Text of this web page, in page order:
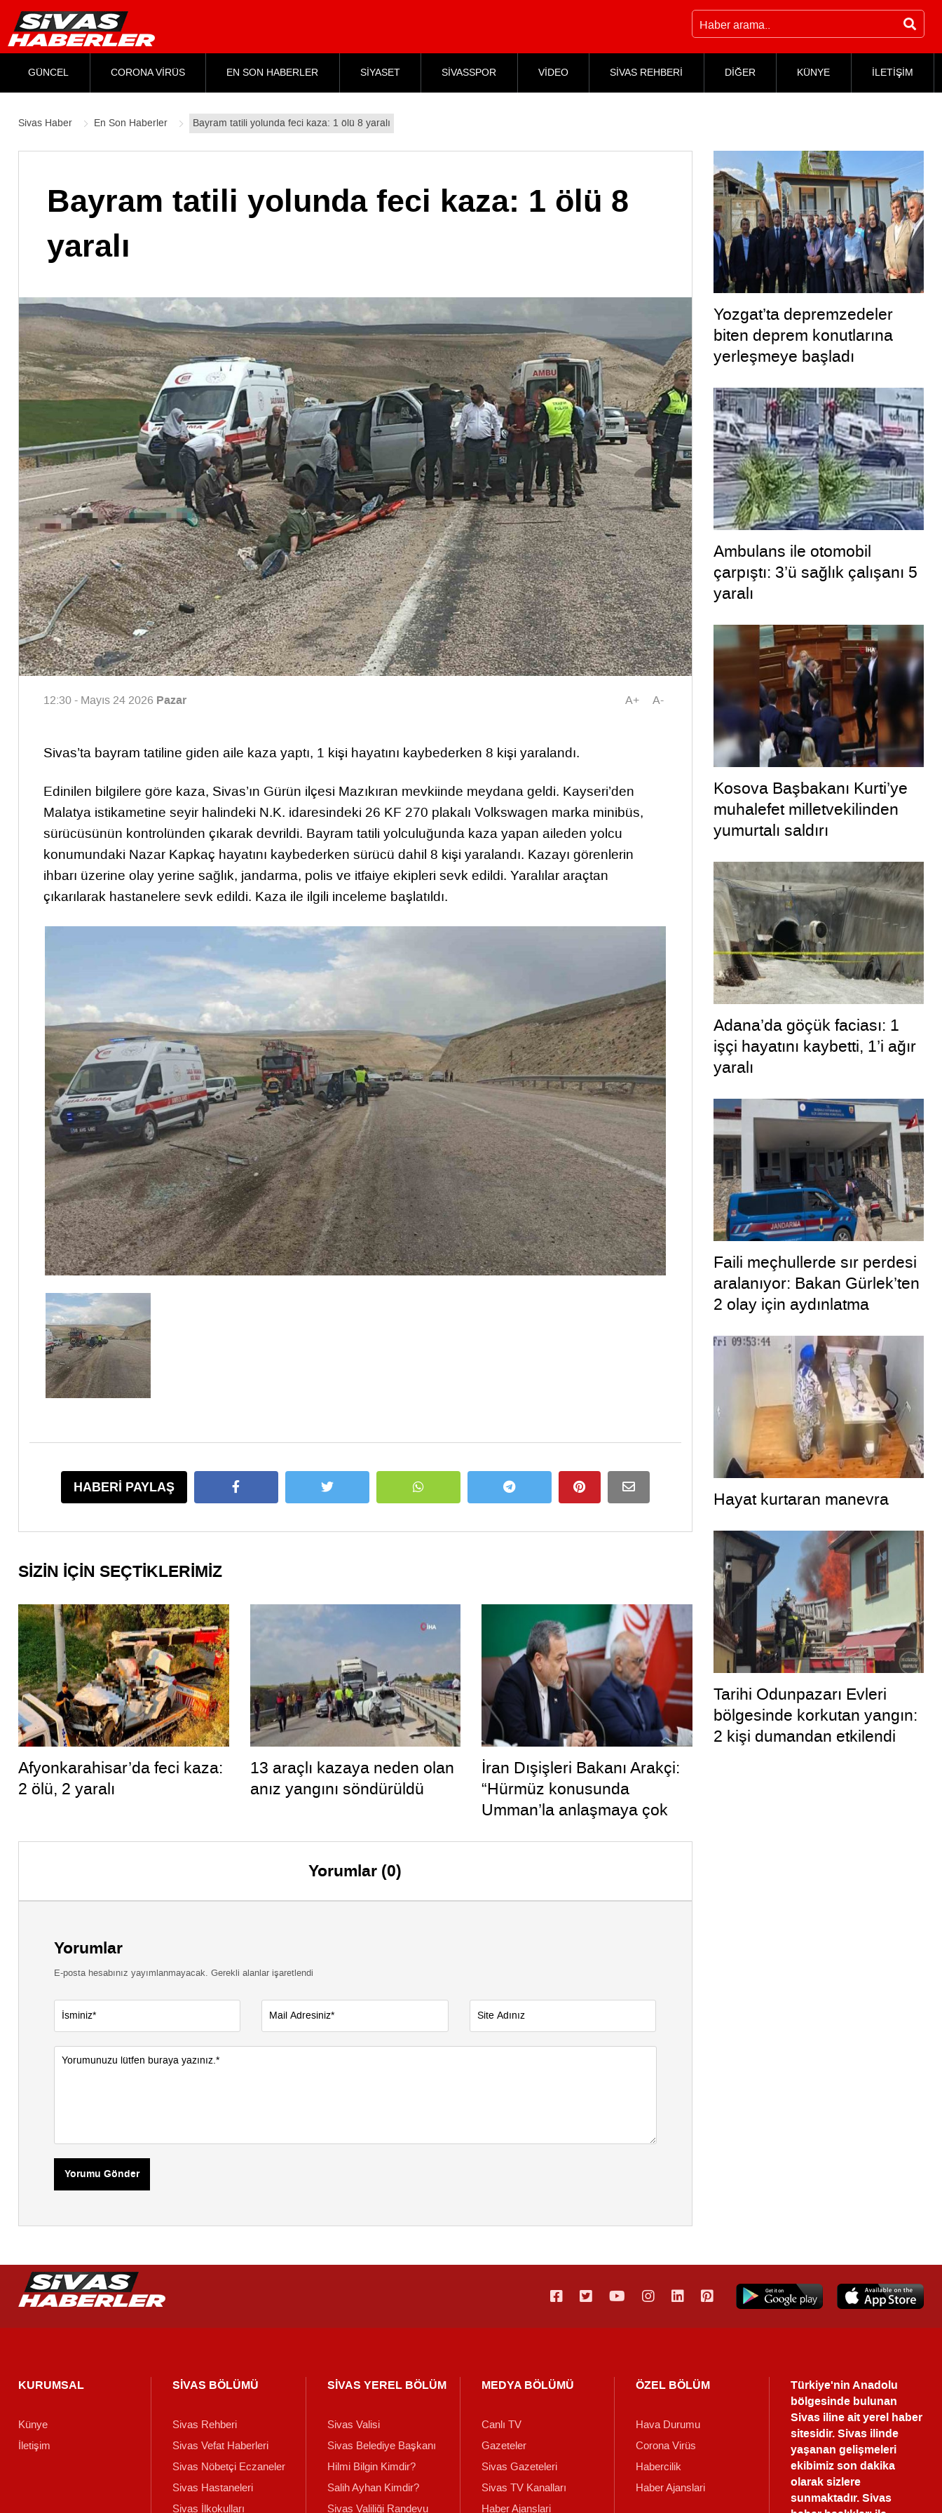
GÜNCEL CORONA VİRÜS EN SON HABERLER SİYASET SİVASSPOR VİDEO SİVAS REHBERİ DİĞER KÜNYE İLETİŞİM
Sivas Haber En Son Haberler Bayram tatili yolunda feci kaza: 1 ölü 8 yaralı
Bayram tatili yolunda feci kaza: 1 ölü 8
yaralı
12:30 - Mayıs 24 2026 Pazar A+ A-
Sivas’ta bayram tatiline giden aile kaza yaptı, 1 kişi hayatını kaybederken 8 kişi yaralandı.
Edinilen bilgilere göre kaza, Sivas’ın Gürün ilçesi Mazıkıran mevkiinde meydana geldi. Kayseri’den
Malatya istikametine seyir halindeki N.K. idaresindeki 26 KF 270 plakalı Volkswagen marka minibüs,
sürücüsünün kontrolünden çıkarak devrildi. Bayram tatili yolculuğunda kaza yapan aileden yolcu
konumundaki Nazar Kapkaç hayatını kaybederken sürücü dahil 8 kişi yaralandı. Kazayı görenlerin
ihbarı üzerine olay yerine sağlık, jandarma, polis ve itfaiye ekipleri sevk edildi. Yaralılar araçtan
çıkarılarak hastanelere sevk edildi. Kaza ile ilgili inceleme başlatıldı.
HABERİ PAYLAŞ
SİZİN İÇİN SEÇTİKLERİMİZ
Afyonkarahisar’da feci kaza:
2 ölü, 2 yaralı
13 araçlı kazaya neden olan
anız yangını söndürüldü
İran Dışişleri Bakanı Arakçi:
“Hürmüz konusunda
Umman’la anlaşmaya çok
Yorumlar (0)
Yorumlar
E-posta hesabınız yayımlanmayacak. Gerekli alanlar işaretlendi
Yorumu Gönder
Yozgat’ta depremzedeler
biten deprem konutlarına
yerleşmeye başladı
Ambulans ile otomobil
çarpıştı: 3’ü sağlık çalışanı 5
yaralı
Kosova Başbakanı Kurti’ye
muhalefet milletvekilinden
yumurtalı saldırı
Adana’da göçük faciası: 1
işçi hayatını kaybetti, 1’i ağır
yaralı
Faili meçhullerde sır perdesi
aralanıyor: Bakan Gürlek’ten
2 olay için aydınlatma
Hayat kurtaran manevra
Tarihi Odunpazarı Evleri
bölgesinde korkutan yangın:
2 kişi dumandan etkilendi
KURUMSAL
Künye
İletişim
SİVAS BÖLÜMÜ
Sivas Rehberi
Sivas Vefat Haberleri
Sivas Nöbetçi Eczaneler
Sivas Hastaneleri
Sivas İlkokulları
SİVAS YEREL BÖLÜM
Sivas Valisi
Sivas Belediye Başkanı
Hilmi Bilgin Kimdir?
Salih Ayhan Kimdir?
Sivas Valiliği Randevu
MEDYA BÖLÜMÜ
Canlı TV
Gazeteler
Sivas Gazeteleri
Sivas TV Kanalları
Haber Ajanslari
ÖZEL BÖLÜM
Hava Durumu
Corona Virüs
Habercilik
Haber Ajanslari
Türkiye'nin Anadolu
bölgesinde bulunan
Sivas iline ait yerel haber
sitesidir. Sivas ilinde
yaşanan gelişmeleri
ekibimiz son dakika
olarak sizlere
sunmaktadır.Sivas